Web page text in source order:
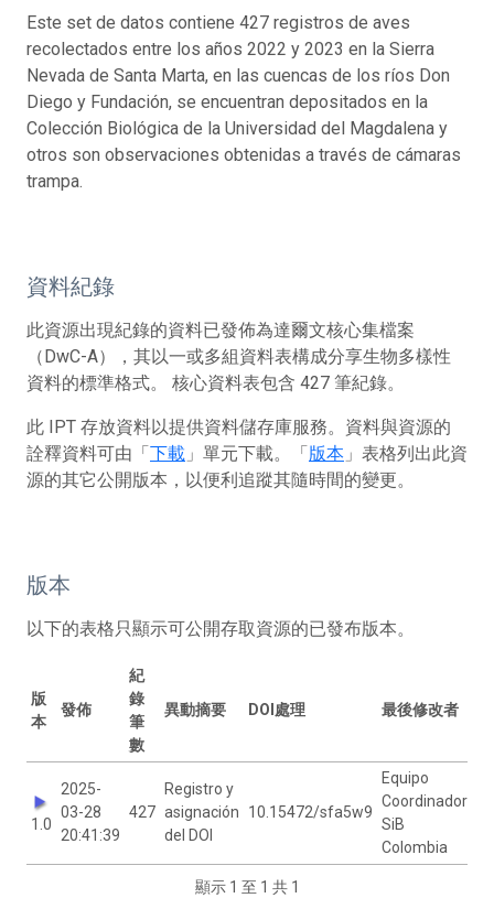
Este set de datos contiene 427 registros de aves
recolectados entre los años 2022 y 2023 en la Sierra
Nevada de Santa Marta, en las cuencas de los ríos Don
Diego y Fundación, se encuentran depositados en la
Colección Biológica de la Universidad del Magdalena y
otros son observaciones obtenidas a través de cámaras
trampa.
資料紀錄
此資源出現紀錄的資料已發佈為達爾文核心集檔案
（DwC-A），其以一或多組資料表構成分享生物多樣性
資料的標準格式。 核心資料表包含 427 筆紀錄。
此 IPT 存放資料以提供資料儲存庫服務。資料與資源的
詮釋資料可由「下載 」單元下載。「版本 」表格列出此資
源的其它公開版本，以便利追蹤其隨時間的變更。
版本
以下的表格只顯示可公開存取資源的已發布版本。
版
本
發佈
紀
錄
筆
數
異動摘要 DOI處理 最後修改者
1.0
2025-
03-28
20:41:39
427
Registro y
asignación
del DOI
10.15472/sfa5w9
Equipo
Coordinador
SiB
Colombia
顯示 1 至 1 共 1